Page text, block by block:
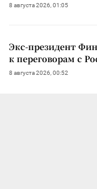
8 августа 2026, 01:05
Экс-президент
к переговорам с
8 августа 2026, 00:52